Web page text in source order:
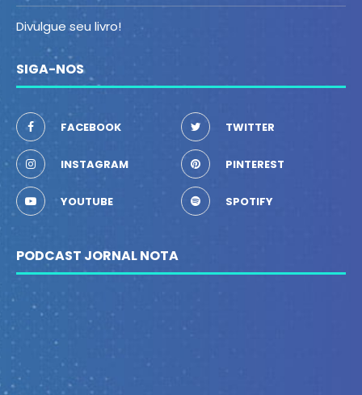
Divulgue seu livro!
SIGA-NOS
FACEBOOK TWITTER
INSTAGRAM PINTEREST
YOUTUBE SPOTIFY
PODCAST JORNAL NOTA